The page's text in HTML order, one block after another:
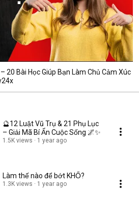
20 Bài Học Giúp Bạn Làm Chủ Cảm Xúc
🔮12 Luật Vũ Trụ & 21 Phụ Lục
– Giải Mã Bí Ẩn Cuộc Sống 🌌✨
1.5K views 1 year ago
Làm thế nào để bớt KHỔ?
1.3K views 1 year ago